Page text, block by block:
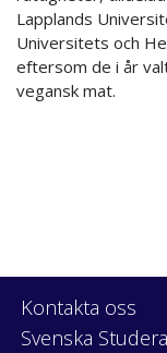
Lapplands
Universitets och
eftersom de i år
vegansk mat.
Kontakta oss
Svenska